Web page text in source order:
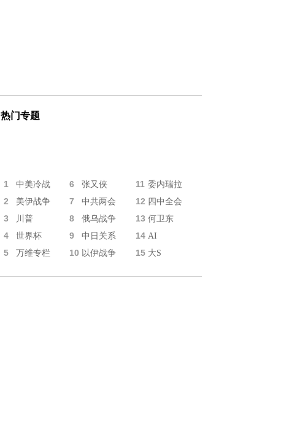
热门专题
1 中美冷战 6 张又侠 11 委内瑞拉
2 美伊战争 7 中共两会 12 四中全会
3 川普 8 俄乌战争 13 何卫东
4 世界杯 9 中日关系 14 AI
5 万维专栏 10 以伊战争 15 大S